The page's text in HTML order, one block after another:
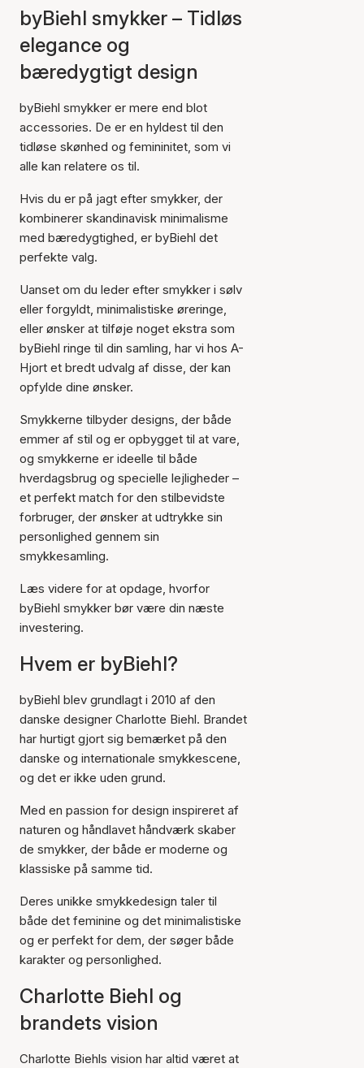
byBiehl smykker – Tidløs
elegance og
bæredygtigt design
byBiehl smykker er mere end blot
accessories. De er en hyldest til den
tidløse skønhed og femininitet, som vi
alle kan relatere os til.
Hvis du er på jagt efter smykker, der
kombinerer skandinavisk minimalisme
med bæredygtighed, er byBiehl det
perfekte valg.
Uanset om du leder efter smykker i sølv
eller forgyldt, minimalistiske øreringe,
eller ønsker at tilføje noget ekstra som
byBiehl ringe til din samling, har vi hos A-
Hjort et bredt udvalg af disse, der kan
opfylde dine ønsker.
Smykkerne tilbyder designs, der både
emmer af stil og er opbygget til at vare,
og smykkerne er ideelle til både
hverdagsbrug og specielle lejligheder –
et perfekt match for den stilbevidste
forbruger, der ønsker at udtrykke sin
personlighed gennem sin
smykkesamling.
Læs videre for at opdage, hvorfor
byBiehl smykker bør være din næste
investering.
Hvem er byBiehl?
byBiehl blev grundlagt i 2010 af den
danske designer Charlotte Biehl. Brandet
har hurtigt gjort sig bemærket på den
danske og internationale smykkescene,
og det er ikke uden grund.
Med en passion for design inspireret af
naturen og håndlavet håndværk skaber
de smykker, der både er moderne og
klassiske på samme tid.
Deres unikke smykkedesign taler til
både det feminine og det minimalistiske
og er perfekt for dem, der søger både
karakter og personlighed.
Charlotte Biehl og
brandets vision
Charlotte Biehls vision har altid været at